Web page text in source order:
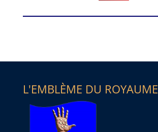
L'EMBLÈME DU ROYAUME